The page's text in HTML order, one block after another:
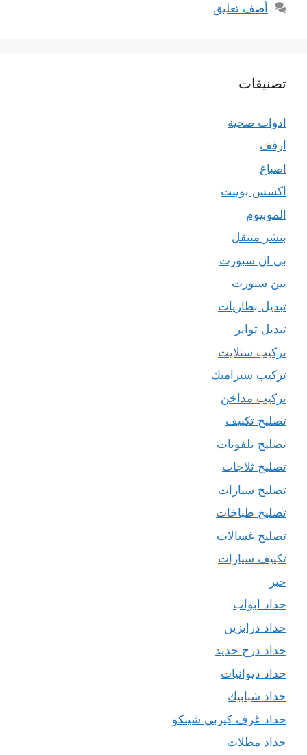
أضف تعليق
تصنيفات
ادوات صحية
ارفف
اصباغ
اكسس بوينت
المونيوم
بنشر متنقل
بي ان سبورت
بين سبورت
تبديل بطاريات
تبديل تواير
تركيب ستلايت
تركيب سيراميك
تركيب مداخن
تصليح تكييف
تصليح تلفونات
تصليح ثلاجات
تصليح سيارات
تصليح طباخات
تصليح غسالات
تكييف سيارات
حبر
حداد ابواب
حداد درابزين
حداد درج حديد
حداد ديوانيات
حداد شبابيك
حداد غرف كيربي شينكو
حداد مظلات